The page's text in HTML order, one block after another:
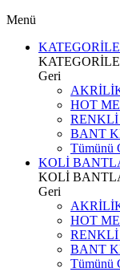
Menü
Geri
HOT
BANT
Tümünü
KOLİ
KOLİ
Geri
HOT
BANT
Tümünü